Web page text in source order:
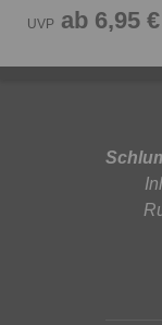
UVP ab 6,95 €